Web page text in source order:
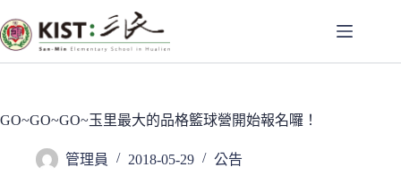
至
主
容
GO~GO~GO~玉里最大的品格籃球營開始報名囉！
管理員 2018-05-29 公告